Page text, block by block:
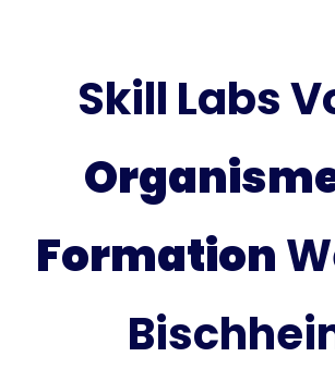
Skill Labs
Formation